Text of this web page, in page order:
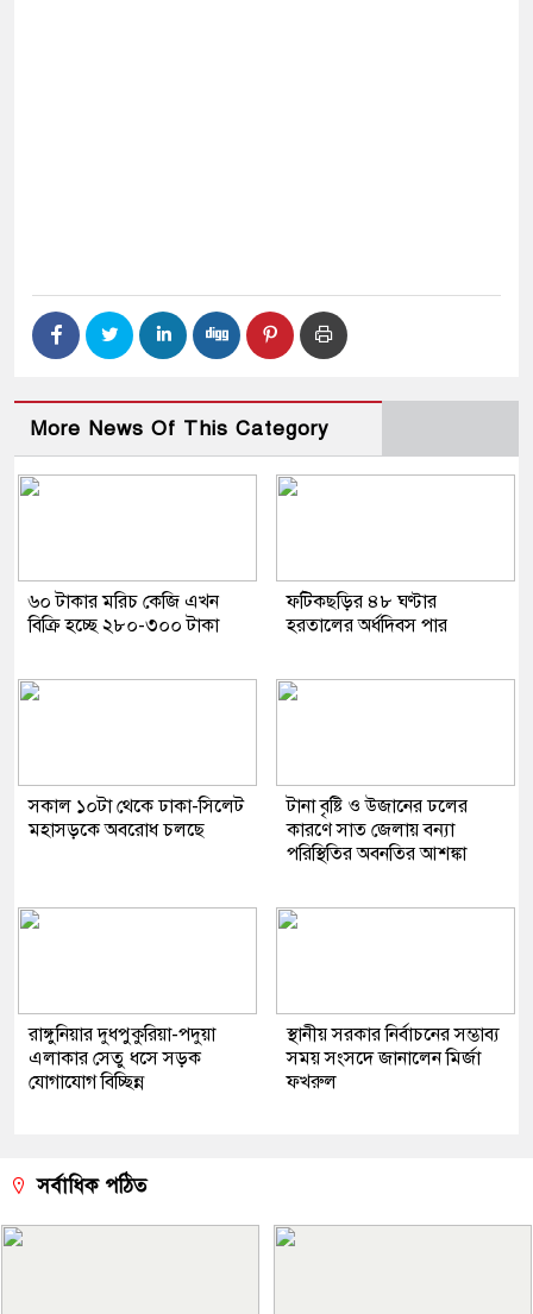
More News Of This Category
৬০ টাকার মরিচ কেজি এখন
বিক্রি হচ্ছে ২৮০-৩০০ টাকা
ফটিকছড়ির ৪৮ ঘণ্টার
হরতালের অর্ধদিবস পার
সকাল ১০টা থেকে ঢাকা-সিলেট
মহাসড়কে অবরোধ চলছে
টানা বৃষ্টি ও উজানের ঢলের
কারণে সাত জেলায় বন্যা
পরিস্থিতির অবনতির আশঙ্কা
রাঙ্গুনিয়ার দুধপুকুরিয়া-পদুয়া
এলাকার সেতু ধসে সড়ক
যোগাযোগ বিচ্ছিন্ন
স্থানীয় সরকার নির্বাচনের সম্ভাব্য
সময় সংসদে জানালেন মির্জা
ফখরুল
সর্বাধিক পঠিত